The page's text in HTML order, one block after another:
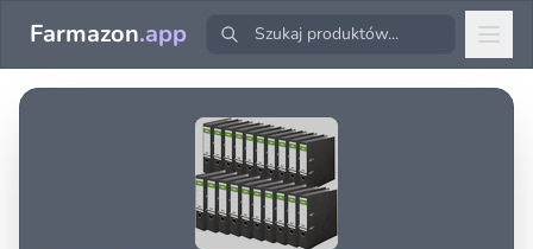
Farmazon.app